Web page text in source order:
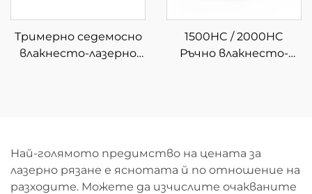
Тримерно седемосно
влакнесто-лазерно
1500HC / 2000HC
Ръчно влакнесто-
Най-голямото предимство на цената за
лазерно рязане е яснотата й по отношение на
разходите. Можете да изчислите очакваните